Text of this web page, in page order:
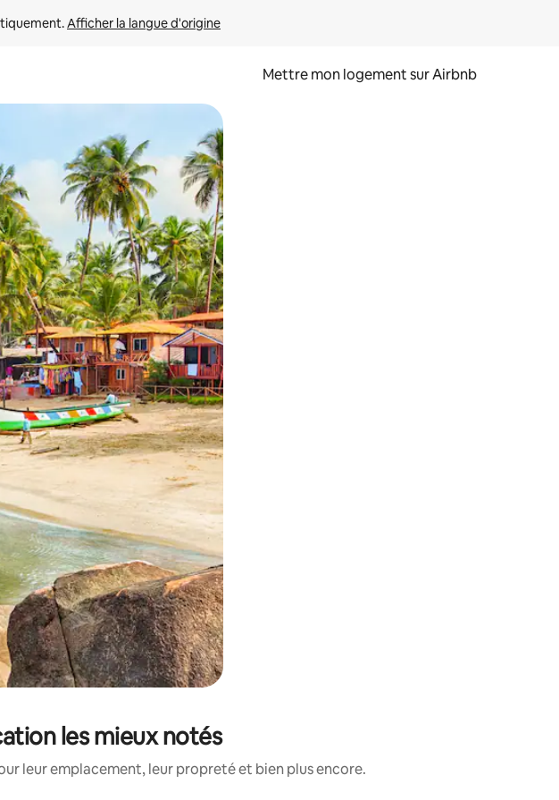
Afficher la langue d'origine
Mettre mon logement sur Airbnb
ou en appuyant et en faisant glisser.
les mieux notés
leur emplacement, leur propreté et bien plus encore.